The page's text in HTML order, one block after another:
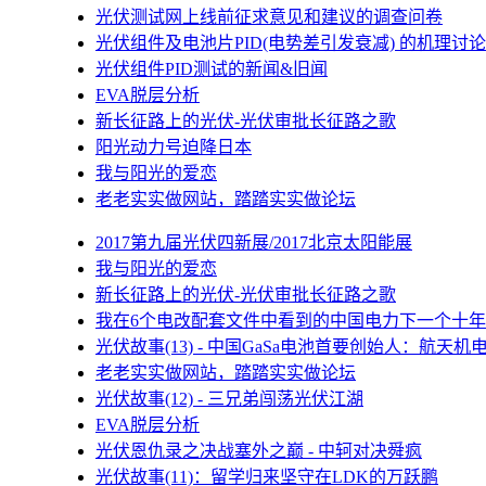
光伏测试网上线前征求意见和建议的调查问卷
光伏组件及电池片PID(电势差引发衰减) 的机理讨论
光伏组件PID测试的新闻&旧闻
EVA脱层分析
新长征路上的光伏-光伏审批长征路之歌
阳光动力号迫降日本
我与阳光的爱恋
老老实实做网站，踏踏实实做论坛
2017第九届光伏四新展/2017北京太阳能展
我与阳光的爱恋
新长征路上的光伏-光伏审批长征路之歌
我在6个电改配套文件中看到的中国电力下一个十年
光伏故事(13) - 中国GaSa电池首要创始人：航天机
老老实实做网站，踏踏实实做论坛
光伏故事(12) - 三兄弟闯荡光伏江湖
EVA脱层分析
光伏恩仇录之决战塞外之巅 - 中轲对决舜疯
光伏故事(11)：留学归来坚守在LDK的万跃鹏